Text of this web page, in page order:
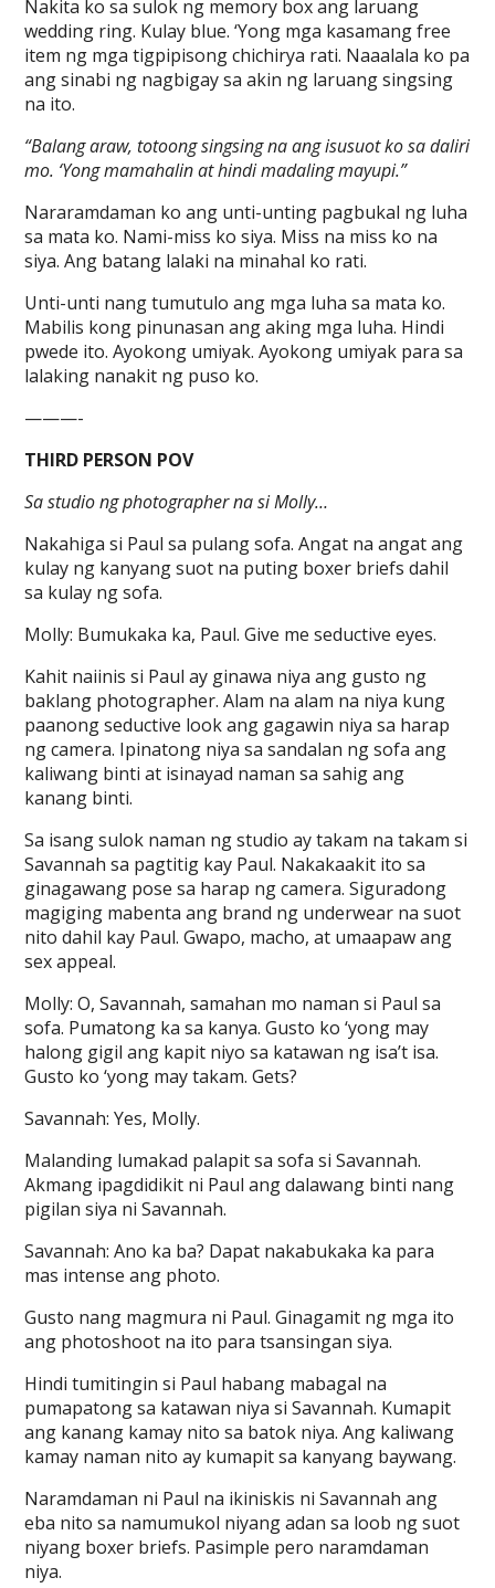
Nakita ko sa sulok ng memory box ang laruang
wedding ring. Kulay blue. ‘Yong mga kasamang free
item ng mga tigpipisong chichirya rati. Naaalala ko pa
ang sinabi ng nagbigay sa akin ng laruang singsing
na ito.
“Balang araw, totoong singsing na ang isusuot ko sa daliri
mo. ‘Yong mamahalin at hindi madaling mayupi.”
Nararamdaman ko ang unti-unting pagbukal ng luha
sa mata ko. Nami-miss ko siya. Miss na miss ko na
siya. Ang batang lalaki na minahal ko rati.
Unti-unti nang tumutulo ang mga luha sa mata ko.
Mabilis kong pinunasan ang aking mga luha. Hindi
pwede ito. Ayokong umiyak. Ayokong umiyak para sa
lalaking nanakit ng puso ko.
———-
THIRD PERSON POV
Sa studio ng photographer na si Molly…
Nakahiga si Paul sa pulang sofa. Angat na angat ang
kulay ng kanyang suot na puting boxer briefs dahil
sa kulay ng sofa.
Molly: Bumukaka ka, Paul. Give me seductive eyes.
Kahit naiinis si Paul ay ginawa niya ang gusto ng
baklang photographer. Alam na alam na niya kung
paanong seductive look ang gagawin niya sa harap
ng camera. Ipinatong niya sa sandalan ng sofa ang
kaliwang binti at isinayad naman sa sahig ang
kanang binti.
Sa isang sulok naman ng studio ay takam na takam si
Savannah sa pagtitig kay Paul. Nakakaakit ito sa
ginagawang pose sa harap ng camera. Siguradong
magiging mabenta ang brand ng underwear na suot
nito dahil kay Paul. Gwapo, macho, at umaapaw ang
sex appeal.
Molly: O, Savannah, samahan mo naman si Paul sa
sofa. Pumatong ka sa kanya. Gusto ko ‘yong may
halong gigil ang kapit niyo sa katawan ng isa’t isa.
Gusto ko ‘yong may takam. Gets?
Savannah: Yes, Molly.
Malanding lumakad palapit sa sofa si Savannah.
Akmang ipagdidikit ni Paul ang dalawang binti nang
pigilan siya ni Savannah.
Savannah: Ano ka ba? Dapat nakabukaka ka para
mas intense ang photo.
Gusto nang magmura ni Paul. Ginagamit ng mga ito
ang photoshoot na ito para tsansingan siya.
Hindi tumitingin si Paul habang mabagal na
pumapatong sa katawan niya si Savannah. Kumapit
ang kanang kamay nito sa batok niya. Ang kaliwang
kamay naman nito ay kumapit sa kanyang baywang.
Naramdaman ni Paul na ikiniskis ni Savannah ang
eba nito sa namumukol niyang adan sa loob ng suot
niyang boxer briefs. Pasimple pero naramdaman
niya.